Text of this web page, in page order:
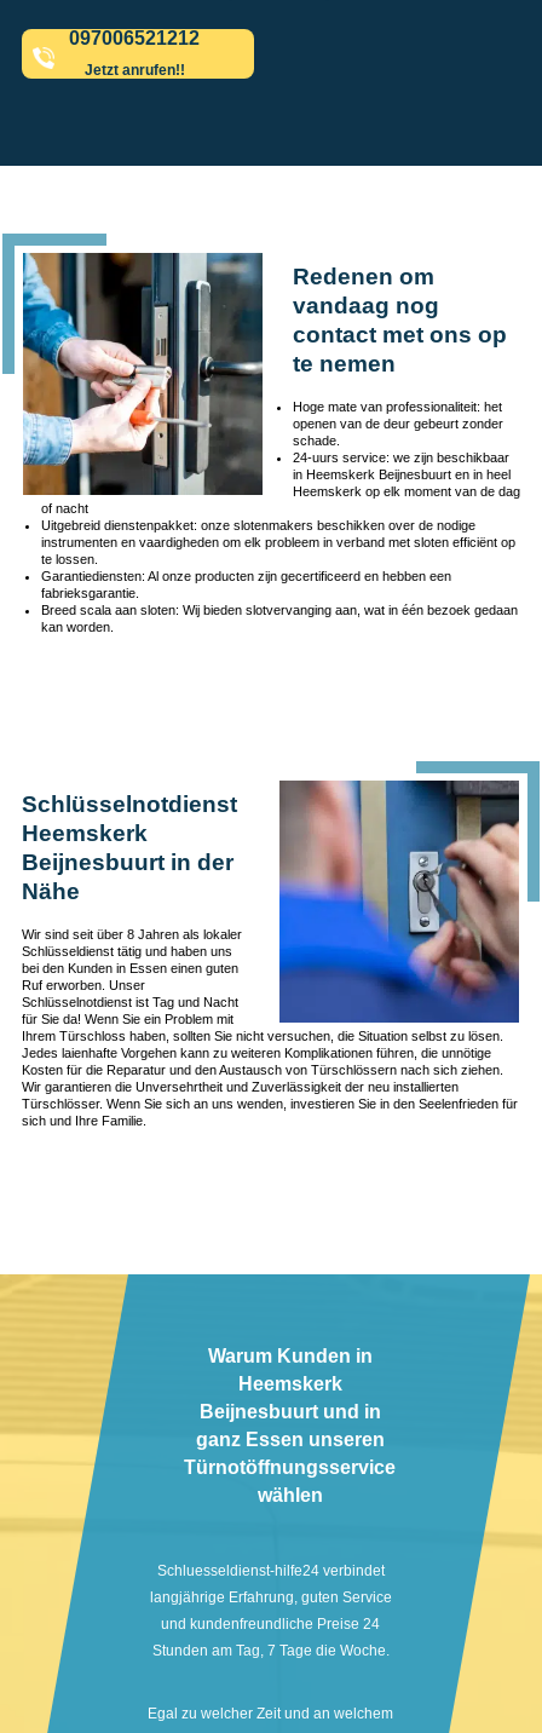
097006521212
Jetzt anrufen!!
Redenen om
vandaag nog
contact met ons op
te nemen
Hoge mate van professionaliteit: het
openen van de deur gebeurt zonder
schade.
24-uurs service: we zijn beschikbaar
in Heemskerk Beijnesbuurt en in heel
Heemskerk op elk moment van de dag
of nacht
Uitgebreid dienstenpakket: onze slotenmakers beschikken over de nodige
instrumenten en vaardigheden om elk probleem in verband met sloten efficiënt op
te lossen.
Garantiediensten: Al onze producten zijn gecertificeerd en hebben een
fabrieksgarantie.
Breed scala aan sloten: Wij bieden slotvervanging aan, wat in één bezoek gedaan
kan worden.
Schlüsselnotdienst
Heemskerk
Beijnesbuurt in der
Nähe
Wir sind seit über 8 Jahren als lokaler
Schlüsseldienst tätig und haben uns
bei den Kunden in Essen einen guten
Ruf erworben. Unser
Schlüsselnotdienst ist Tag und Nacht
für Sie da! Wenn Sie ein Problem mit
Ihrem Türschloss haben, sollten Sie nicht versuchen, die Situation selbst zu lösen.
Jedes laienhafte Vorgehen kann zu weiteren Komplikationen führen, die unnötige
Kosten für die Reparatur und den Austausch von Türschlössern nach sich ziehen.
Wir garantieren die Unversehrtheit und Zuverlässigkeit der neu installierten
Türschlösser. Wenn Sie sich an uns wenden, investieren Sie in den Seelenfrieden für
sich und Ihre Familie.
Warum Kunden in
Heemskerk
Beijnesbuurt und in
ganz Essen unseren
Türnotöffnungsservice
wählen
Schluesseldienst-hilfe24 verbindet
langjährige Erfahrung, guten Service
und kundenfreundliche Preise 24
Stunden am Tag, 7 Tage die Woche.
Egal zu welcher Zeit und an welchem